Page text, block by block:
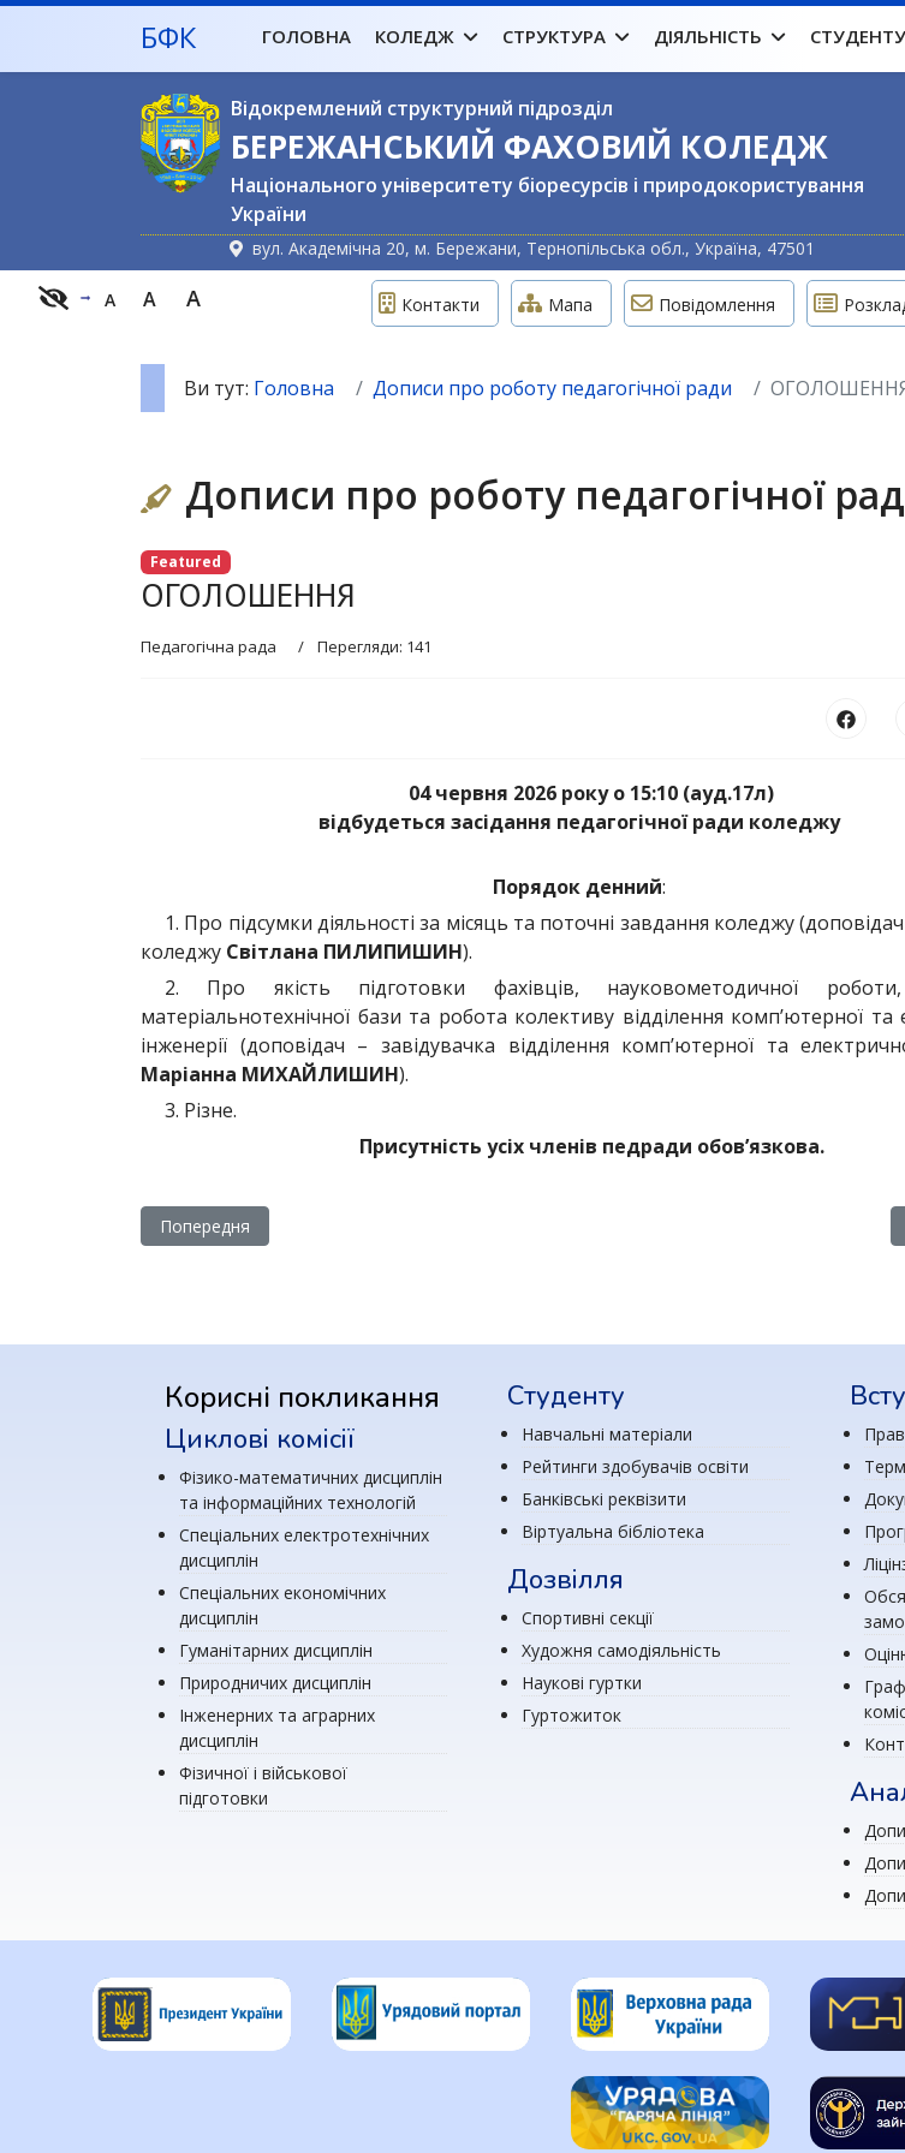
БФК ГОЛОВНА КОЛЕДЖ СТРУКТУРА ДІЯЛЬНІСТЬ СТУДЕНТУ
Відокремлений структурний підрозділ
БЕРЕЖАНСЬКИЙ ФАХОВИЙ КОЛЕДЖ
Національного університету біоресурсів і природокористування
України
вул. Академічна 20, м. Бережани, Тернопільська обл., Україна, 47501
A A A Контакти Мапа Повідомлення
Ви тут: Головна Дописи про роботу педагогічної ради
Дописи про роботу педагогічної
Featured
ОГОЛОШЕННЯ
Педагогічна рада Перегляди: 141
04 червня 2026 року о 15:10 (ауд.17л)
відбудеться засідання педагогічної ради коледжу
Порядок денний:
1. Про підсумки діяльності за місяць та поточні завдання коледжу
коледжу Світлана ПИЛИПИШИН).
2. Про якість підготовки фахівців, науковометодичної
матеріальнотехнічної бази та робота колективу відділення компʼютерної та
інженерії (доповідач – завідувачка відділення компʼютерної та
Маріанна МИХАЙЛИШИН).
3. Різне.
Присутність усіх членів педради обов’язкова.
Попередня стаття: Про роботу педагогічної ради коледжу
Попередня
Корисні покликання
Циклові комісії
Фізико-математичних дисциплін
та інформаційних технологій
Спеціальних електротехнічних
дисциплін
Спеціальних економічних
дисциплін
Гуманітарних дисциплін
Природничих дисциплін
Інженерних та аграрних
дисциплін
Фізичної і військової
підготовки
Студенту
Навчальні матеріали
Рейтинги здобувачів освіти
Банківські реквізити
Віртуальна бібліотека
Дозвілля
Спортивні секції
Художня самодіяльність
Наукові гуртки
Гуртожиток